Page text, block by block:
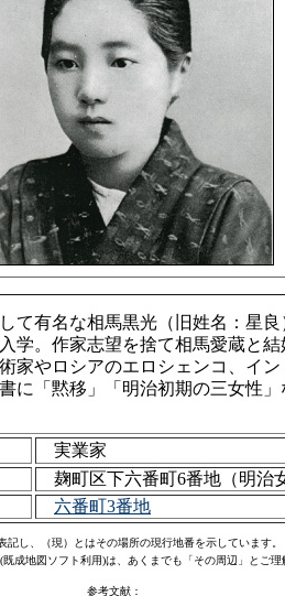
て有名な相馬黒光（旧姓名：星良
学。作家志望を捨て相馬愛蔵と
家やロシアのエロシェンコ、イ
に「黙移」「明治初期の三女性」
実業家
麹町区下六番町6番地（明治
六番町3番地
し、（現）とはその場所の現行地番を示しています。
図ソフト利用)は、あくまでも「その周辺」とご理
参考文献：